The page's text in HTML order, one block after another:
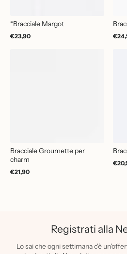
*Bracciale Margot
Prezzo
€23,90
Bracciale Groumette per
charm
Prezzo
€21,90
Registrati alla
Lo sai che ogni settimana c'è